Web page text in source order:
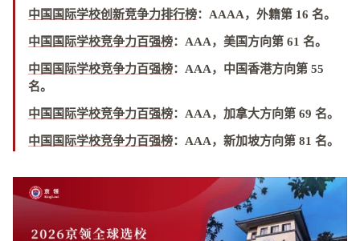
中国国际学校创新竞争力排行榜： AAAA，外籍第 16 名。
中国国际学校竞争力百强榜： AAA，美国方向第 61 名。
中国国际学校竞争力百强榜： AAA，中国香港方向第 55
名。
中国国际学校竞争力百强榜： AAA，加拿大方向第 69 名。
中国国际学校竞争力百强榜： AAA，新加坡方向第 81 名。